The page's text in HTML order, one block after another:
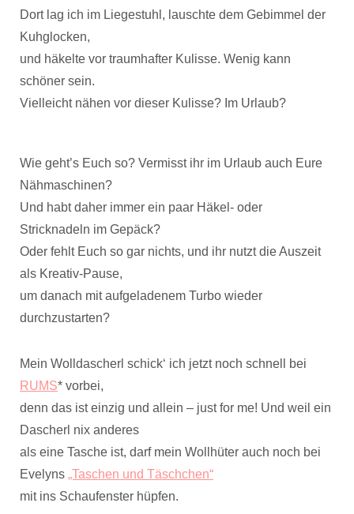
Dort lag ich im Liegestuhl, lauschte dem Gebimmel der
Kuhglocken,
und häkelte vor traumhafter Kulisse. Wenig kann
schöner sein.
Vielleicht nähen vor dieser Kulisse? Im Urlaub?
Wie geht’s Euch so? Vermisst ihr im Urlaub auch Eure
Nähmaschinen?
Und habt daher immer ein paar Häkel- oder
Stricknadeln im Gepäck?
Oder fehlt Euch so gar nichts, und ihr nutzt die Auszeit
als Kreativ-Pause,
um danach mit aufgeladenem Turbo wieder
durchzustarten?
Mein Wolldascherl schick‘ ich jetzt noch schnell bei
RUMS* vorbei,
denn das ist einzig und allein – just for me! Und weil ein
Dascherl nix anderes
als eine Tasche ist, darf mein Wollhüter auch noch bei
Evelyns „Taschen und Täschchen“
mit ins Schaufenster hüpfen.